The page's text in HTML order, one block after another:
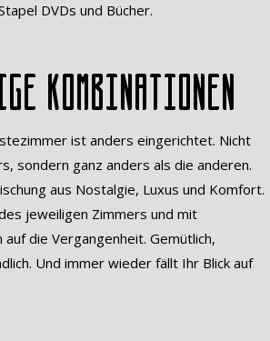
DVDs und Bücher.
Kombinationen
ist anders eingerichtet. Nicht
sondern ganz anders als die anderen.
aus Nostalgie, Luxus und Komfort.
jeweiligen Zimmers und mit
die Vergangenheit. Gemütlich,
Und immer wieder fällt Ihr Blick auf